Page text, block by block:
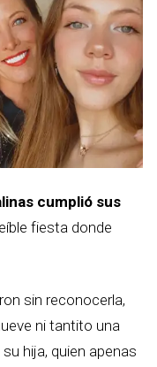
cumplió sus
fiesta donde
sin reconocerla,
ni tantito una
hija, quien apenas